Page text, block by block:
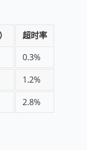
超时率
0.3%
1.2%
2.8%